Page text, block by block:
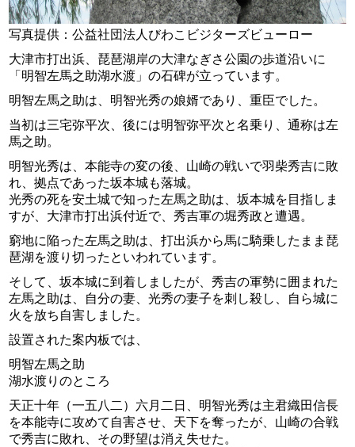
写真提供：公益社団法人びわこビジターズビューロー
大津市打出浜、琵琶湖岸の大津なぎさ公園の歩道沿いに
「明智左馬之助湖水渡」の石碑が立っています。
明智左馬之助は、明智光秀の娘婿であり、重臣でした。
当初は三宅弥平次、後には明智弥平次と名乗り、通称は左
馬之助。
明智光秀は、本能寺の変の後、山崎の戦いで羽柴秀吉に敗
れ、拠点であった坂本城も落城。
光秀の死を安土城で知った左馬之助は、坂本城を目指しま
すが、大津市打出浜付近で、秀吉軍の堀秀政と遭遇。
窮地に陥った左馬之助は、打出浜から馬に騎乗したまま琵
琶湖を渡り切ったといわれています。
そして、坂本城に到着しましたが、秀吉の軍勢に囲まれた
左馬之助は、自分の妻、光秀の妻子を刺し殺し、自ら城に
火を放ち自害しました。
設置された案内板では、
明智左馬之助
湖水渡りのところ
天正十年（一五八二）六月二日、明智光秀は主君織田信長
を本能寺に攻めて自害させ、天下を奪ったが、山崎の合戦
で秀吉に敗れ、その野望は消え失せた。